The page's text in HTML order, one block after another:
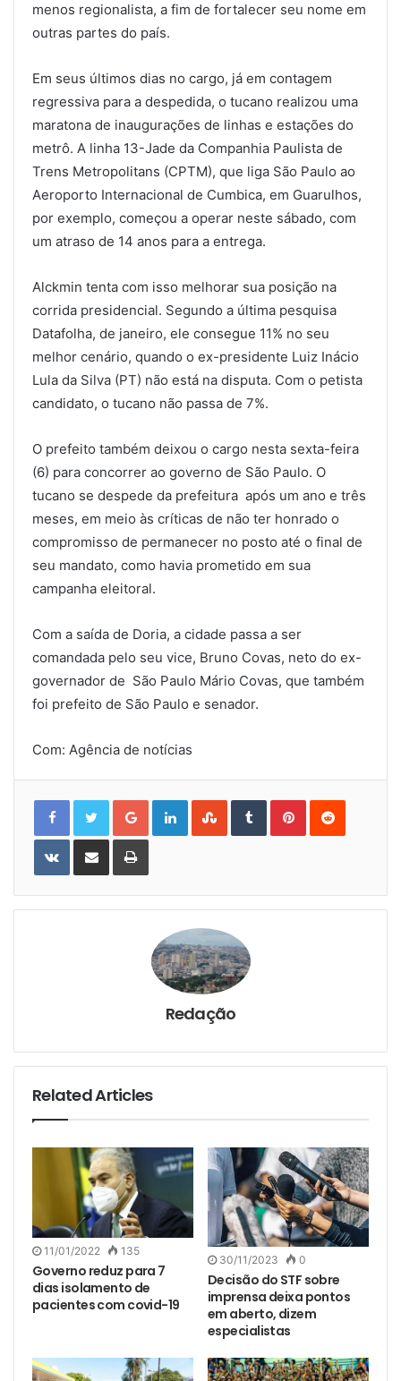
menos regionalista, a fim de fortalecer seu nome em
outras partes do país.
Em seus últimos dias no cargo, já em contagem
regressiva para a despedida, o tucano realizou uma
maratona de inaugurações de linhas e estações do
metrô. A linha 13-Jade da Companhia Paulista de
Trens Metropolitans (CPTM), que liga São Paulo ao
Aeroporto Internacional de Cumbica, em Guarulhos,
por exemplo, começou a operar neste sábado, com
um atraso de 14 anos para a entrega.
Alckmin tenta com isso melhorar sua posição na
corrida presidencial. Segundo a última pesquisa
Datafolha, de janeiro, ele consegue 11% no seu
melhor cenário, quando o ex-presidente Luiz Inácio
Lula da Silva (PT) não está na disputa. Com o petista
candidato, o tucano não passa de 7%.
O prefeito também deixou o cargo nesta sexta-feira
(6) para concorrer ao governo de São Paulo. O
tucano se despede da prefeitura após um ano e três
meses, em meio às críticas de não ter honrado o
compromisso de permanecer no posto até o final de
seu mandato, como havia prometido em sua
campanha eleitoral.
Com a saída de Doria, a cidade passa a ser
comandada pelo seu vice, Bruno Covas, neto do ex-
governador de São Paulo Mário Covas, que também
foi prefeito de São Paulo e senador.
Com: Agência de notícias
Google+LinkedInStumbleUpon
TumblrPinterestReddit
VKontakteShare
Email
Print
Redação
Related Articles
11/01/2022 135
Governo reduz para 7
dias isolamento de
pacientes com covid-19
30/11/2023 0
Decisão do STF sobre
imprensa deixa pontos
em aberto, dizem
especialistas